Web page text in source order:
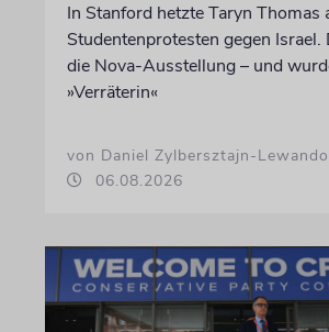
In Stanford hetzte Taryn Thomas
Studentenprotesten gegen Israel.
die Nova-Ausstellung – und
»Verräterin«
von Daniel Zylbersztajn-
06.08.2026